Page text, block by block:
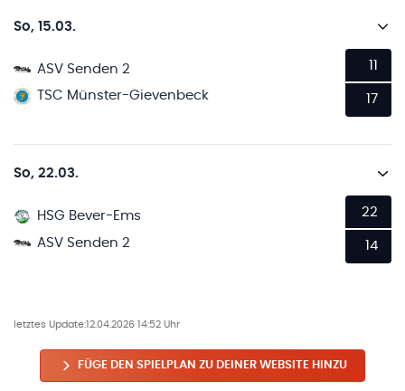
So, 15.03.
ASV Senden 2
TSC Münster-Gievenbeck
11
17
So, 22.03.
HSG Bever-Ems
ASV Senden 2
22
14
letztes Update: 12.04.2026 14:52 Uhr
FÜGE DEN SPIELPLAN ZU DEINER WEBSITE HINZU